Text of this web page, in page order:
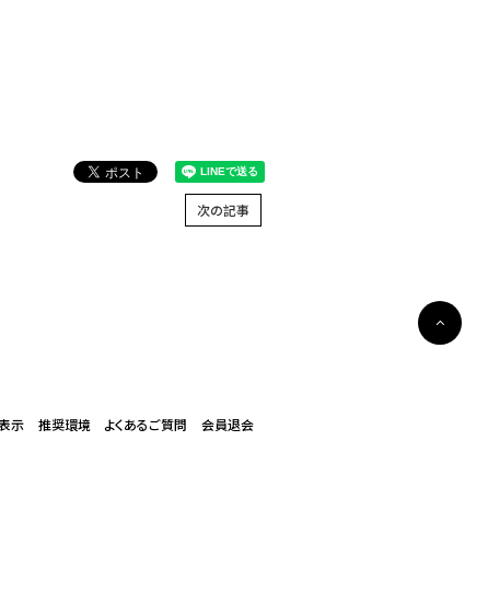
次の記事
示 推奨環境 よくあるご質問 会員退会